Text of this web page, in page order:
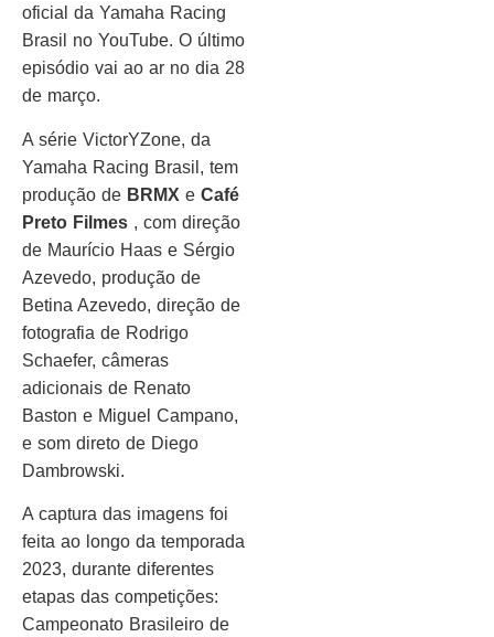
oficial da Yamaha Racing
Brasil no YouTube. O último
episódio vai ao ar no dia 28
de março.
A série VictorYZone, da
Yamaha Racing Brasil, tem
produção de BRMX e Café
Preto Filmes , com direção
de Maurício Haas e Sérgio
Azevedo, produção de
Betina Azevedo, direção de
fotografia de Rodrigo
Schaefer, câmeras
adicionais de Renato
Baston e Miguel Campano,
e som direto de Diego
Dambrowski.
A captura das imagens foi
feita ao longo da temporada
2023, durante diferentes
etapas das competições:
Campeonato Brasileiro de